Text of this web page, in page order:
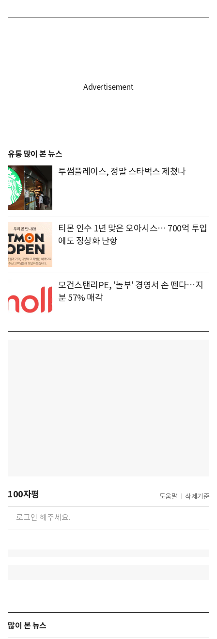
유통 많이 본 뉴스
투썸플레이스, 정말 스타벅스 제쳤나
티몬 인수 1년 맞은 오아시스… 700억 투입
에도 정상화 난항
모건스탠리PE, '놀부' 경영서 손 뗀다…지
분 57% 매각
100자평 도움말 삭제기준
많이 본 뉴스